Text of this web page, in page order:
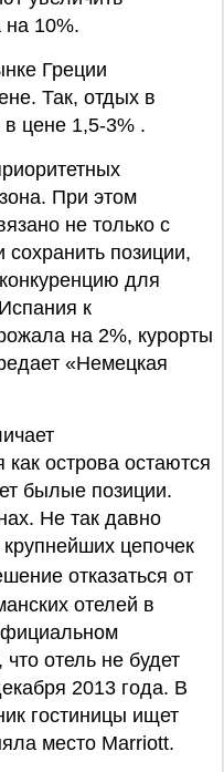
на 10%.
Греции
Так, отдых в
цене 1,5-3% .
При этом
не только с
сохранить позиции,
для
к
на 2%, курорты
«Немецкая
острова остаются
былые позиции.
Не так давно
цепочек
отказаться от
отелей в
отель не будет
2013 года. В
гостиницы ищет
место Marriott.